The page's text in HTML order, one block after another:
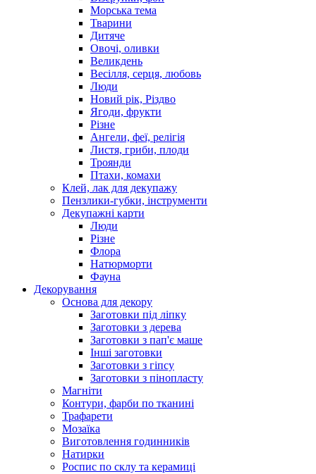
Морська тема
Тварини
Дитяче
Овочі, оливки
Великдень
Весілля, серця, любовь
Люди
Новий рік, Різдво
Ягоди, фрукти
Різне
Ангели, феї, релігія
Листя, гриби, плоди
Троянди
Птахи, комахи
Клей, лак для декупажу
Пензлики-губки, інструменти
Декупажні карти
Люди
Різне
Флора
Натюрморти
Фауна
Декорування
Основа для декору
Заготовки під ліпку
Заготовки з дерева
Заготовки з пап'є маше
Інші заготовки
Заготовки з гіпсу
Заготовки з пінопласту
Магніти
Контури, фарби по тканині
Трафарети
Мозаїка
Виготовлення годинників
Натирки
Роспис по склу та керамиці